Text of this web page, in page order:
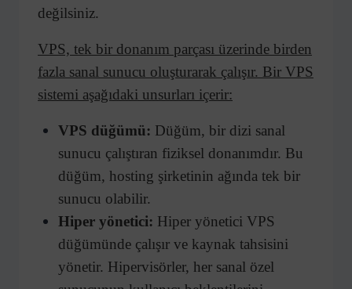
değilsiniz.
VPS, tek bir donanım parçası üzerinde birden
fazla sanal sunucu oluşturarak çalışır. Bir VPS
sistemi aşağıdaki unsurları içerir:
VPS düğümü: Düğüm, bir dizi sanal
sunucu çalıştıran fiziksel donanımdır. Bu
düğüm, hosting şirketinin ağında tek bir
sunucu olabilir.
Hiper yönetici: Hiper yönetici VPS
düğümünde çalışır ve kaynak tahsisini
yönetir. Hipervisörler, her sanal özel